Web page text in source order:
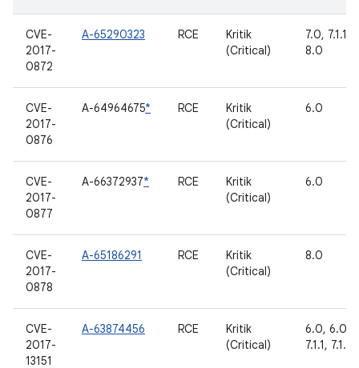
CVE-
2017-
0872
A-65290323 RCE
Kritik
(Critical)
7.0, 7.1.1,
8.0
CVE-
2017-
0876
A-64964675* RCE
Kritik
(Critical)
6.0
CVE-
2017-
0877
A-66372937* RCE
Kritik
(Critical)
6.0
CVE-
2017-
0878
A-65186291 RCE
Kritik
(Critical)
8.0
CVE-
2017-
13151
A-63874456 RCE
Kritik
(Critical)
6.0,
7.1.1,